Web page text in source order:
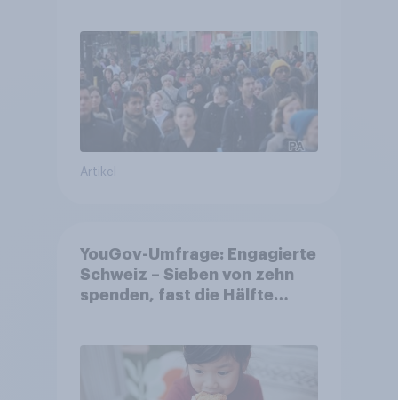
Artikel
YouGov-Umfrage: Engagierte
Schweiz – Sieben von zehn
spenden, fast die Hälfte